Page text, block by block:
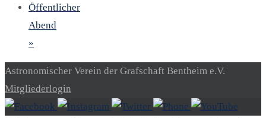
Öffentlicher
Abend
»
Astronomischer Verein der Grafschaft Bentheim e.V.
Mitgliederlogin